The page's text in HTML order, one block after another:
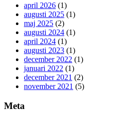
april 2026 (1)
augusti 2025 (1)
maj 2025 (2)
augusti 2024 (1)
april 2024 (1)
augusti 2023 (1)
december 2022 (1)
januari 2022 (1)
december 2021 (2)
november 2021 (5)
Meta